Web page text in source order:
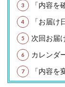
「内容
「お届
次回お届
カレンダ
「内容